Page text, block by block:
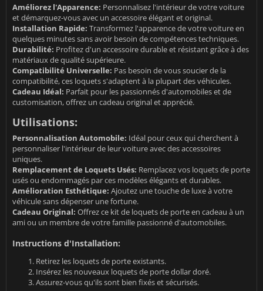
Améliorez l'Apparence: Personnalisez l'intérieur de votre voiture
et démarquez-vous avec un accessoire élégant et original.
Installation Rapide: Transformez l'apparence de votre voiture en
quelques minutes sans avoir besoin de compétences techniques.
Durabilité: Profitez d'un accessoire durable et résistant grâce à des
matériaux de qualité supérieure.
Compatibilité Universelle: Pas besoin de vous soucier de la
compatibilité, ces loquets s'adaptent à la plupart des véhicules.
Cadeau Idéal: Parfait pour les passionnés d'automobiles et de
customisation, offrez un cadeau original et apprécié.
Utilisations:
Personnalisation Automobile: Idéal pour ceux qui cherchent à
personnaliser l'intérieur de leur voiture avec des accessoires
uniques.
Remplacement de Loquets Usés: Remplacez vos loquets de porte
usés ou endommagés par ces modèles élégants et durables.
Amélioration Esthétique: Ajoutez une touche de luxe à votre
véhicule sans dépenser une fortune.
Cadeau Original: Offrez ce kit de loquets de porte en cadeau à un
ami ou un membre de votre famille passionné d'automobiles.
Instructions d'Installation:
Retirez les loquets de porte existants.
Insérez les nouveaux loquets de porte dollar doré.
Assurez-vous qu'ils sont bien fixés et sécurisés.